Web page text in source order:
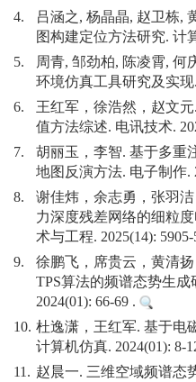
4.
吕涵之, 杨晶晶, 赵卫栋,
图构建定位方法研究. 计
5.
周青, 邹劲柏, 陈凌霄, 何
环境仿真工具研究及实
6.
王红军，徐浩然，赵文
值方法综述. 电讯技术.
7.
胡丽玉，李智. 基于多重
地图反演方法. 电子制作.
8.
谢佳炜，余志勇，张羽
力深度残差网络的细粒
术与工程. 2025(14): 5905-
9.
徐鹏飞，席贵云，黄清
TPS算法的频谱态势生
2024(01): 66-69 .
10. 杜逸潇，王红军. 基于电
计算机仿真. 2024(01): 8-
11. 赵晨一. 三维空域频谱态